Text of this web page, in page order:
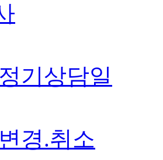
기상담일
경.취소